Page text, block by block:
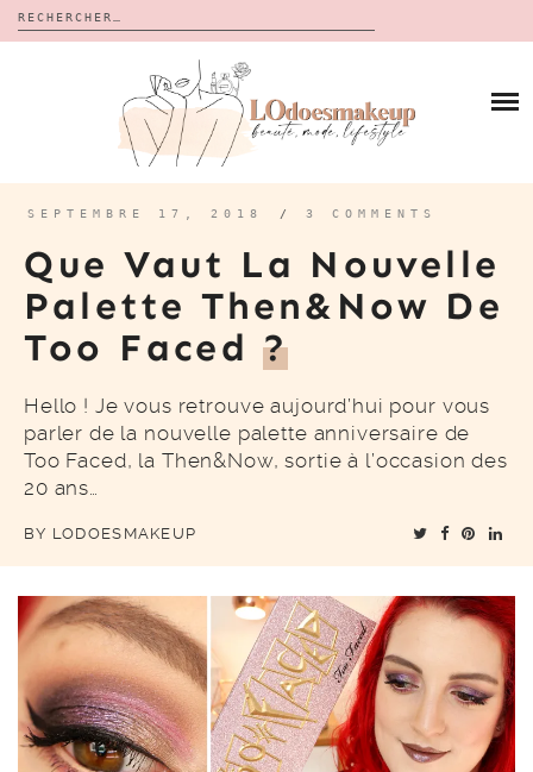
Rechercher :
CALENDRIERS DE L’AVENT
BON PLAN
À PROPOS
CONTACT
SEPTEMBRE 17, 2018 / 3 COMMENTS
Que Vaut La Nouvelle
Palette Then&Now De
Too Faced ?
Hello ! Je vous retrouve aujourd’hui pour vous
parler de la nouvelle palette anniversaire de
Too Faced, la Then&Now, sortie à l’occasion des
20 ans…
BY LODOESMAKEUP